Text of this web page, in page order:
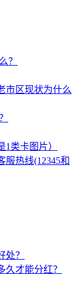
？
市区现状为什么
类卡图片）
服热线(12345和
？
才能分红？